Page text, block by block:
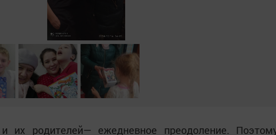
их родителей— ежедневное преодоление.